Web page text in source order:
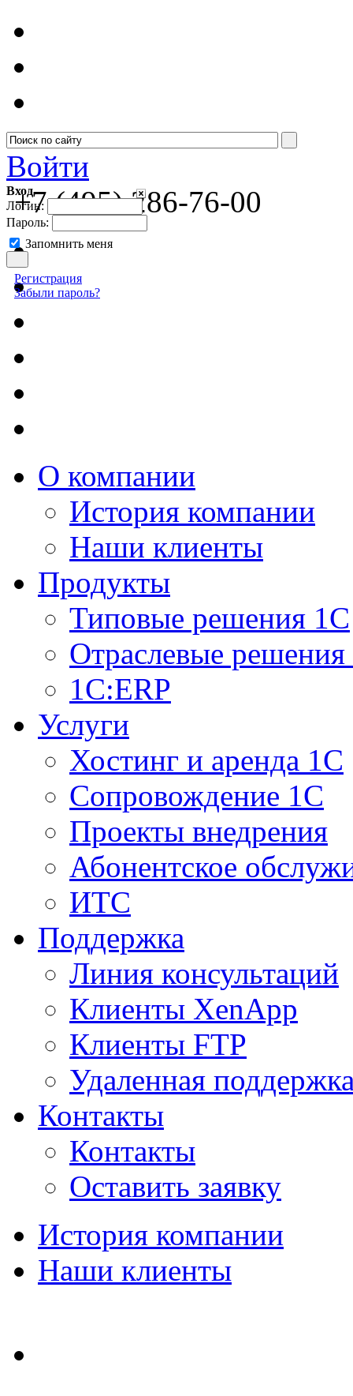
Войти
Вход
Логин:
Пароль:
Запомнить меня
Регистрация
Забыли пароль?
+7 (495) 286-76-00
О компании
История компании
Наши клиенты
Продукты
Типовые решения 1С
Отраслевые
1C:ERP
Услуги
Хостинг и аренда 1С
Сопровождение 1С
Проекты внедрения
Абонентское
ИТС
Поддержка
Линия консультаций
Клиенты XenApp
Клиенты FTP
Удаленная
Контакты
Контакты
Оставить заявку
История компании
Наши клиенты